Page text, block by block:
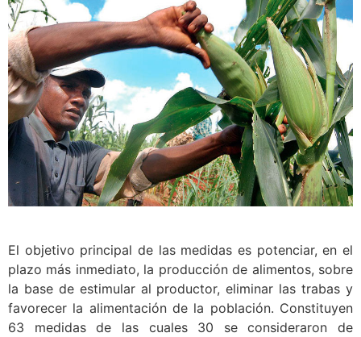
El objetivo principal de las medidas es potenciar, en el
plazo más inmediato, la producción de alimentos, sobre
la base de estimular al productor, eliminar las trabas y
favorecer la alimentación de la población. Constituyen
63 medidas de las cuales 30 se consideraron de